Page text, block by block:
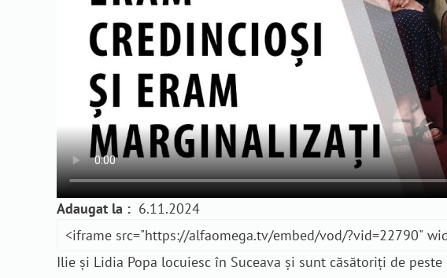
Adaugat la : 6.11.2024
Ilie și Lidia Popa locuiesc în Suceava și sunt căsătoriți de